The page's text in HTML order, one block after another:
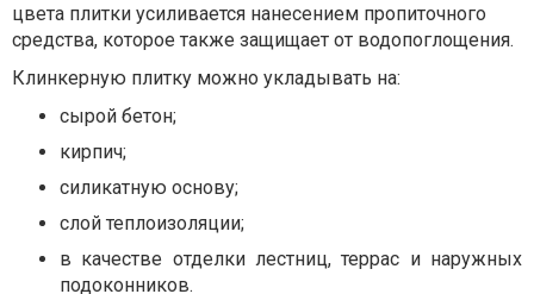
цвета плитки усиливается нанесением пропиточного
средства, которое также защищает от водопоглощения.
Клинкерную плитку можно укладывать на:
сырой бетон;
кирпич;
силикатную основу;
слой теплоизоляции;
в качестве отделки лестниц, террас и наружных
подоконников.